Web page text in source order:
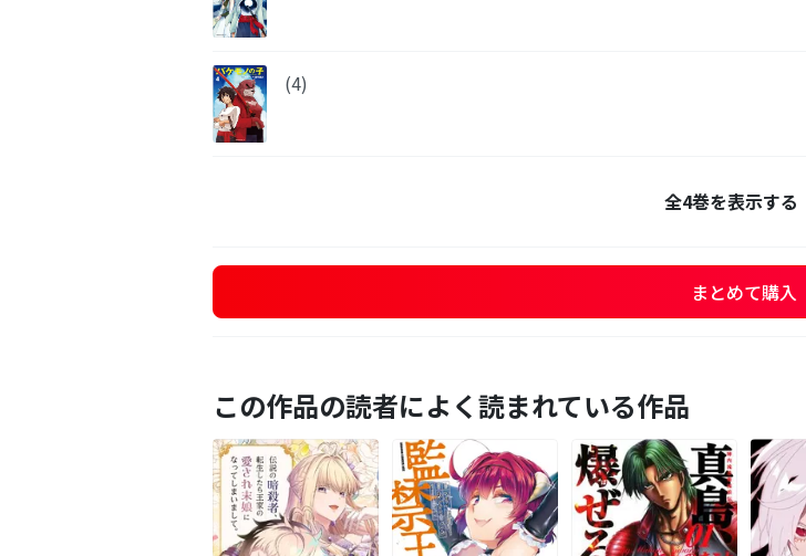
(4)
全4巻を表示する
まとめて購入
この作品の読者によく読まれている作品